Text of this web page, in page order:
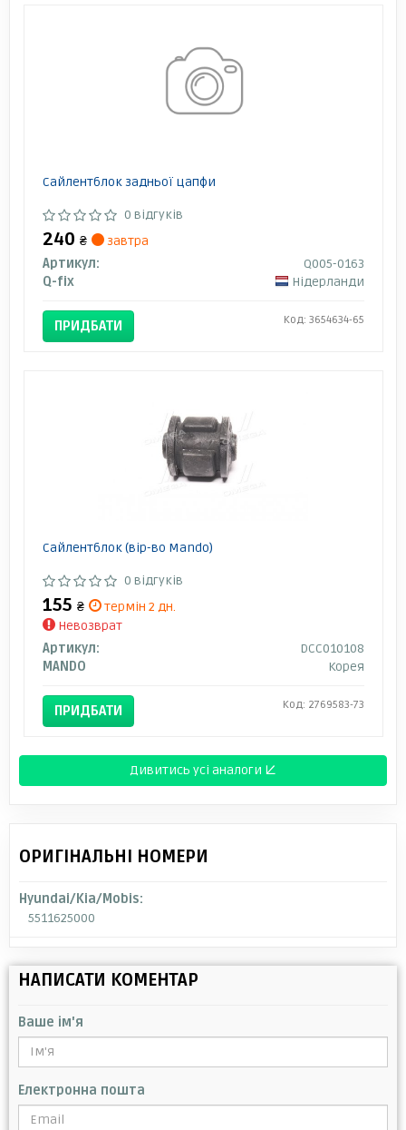
Сайлентблок задньої цапфи
0 відгуків
240 ₴
завтра
Артикул:
Q005-0163
Q-fix
Нідерланди
ПРИДБАТИ Код: 3654634-65
Сайлентблок (вір-во Mando)
0 відгуків
155 ₴
термін 2 дн.
Невозврат
Артикул:
DCC010108
MANDO
Корея
ПРИДБАТИ Код: 2769583-73
Дивитись усі аналоги ↓
ОРИГІНАЛЬНІ НОМЕРИ
Hyundai/Kia/Mobis:
5511625000
НАПИСАТИ КОМЕНТАР
Ваше ім'я
Електронна пошта